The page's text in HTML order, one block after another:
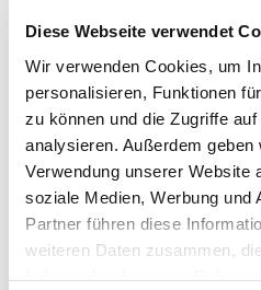
Diese Webseite verwendet
Wir verwenden Cookies, um
personalisieren, Funktionen
zu können und die Zugriffe
analysieren. Außerdem
Verwendung unserer Website
soziale Medien, Werbung und
Partner führen diese
weiteren Daten zusammen,
Dies